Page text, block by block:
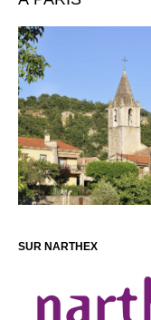
SUR NARTHEX